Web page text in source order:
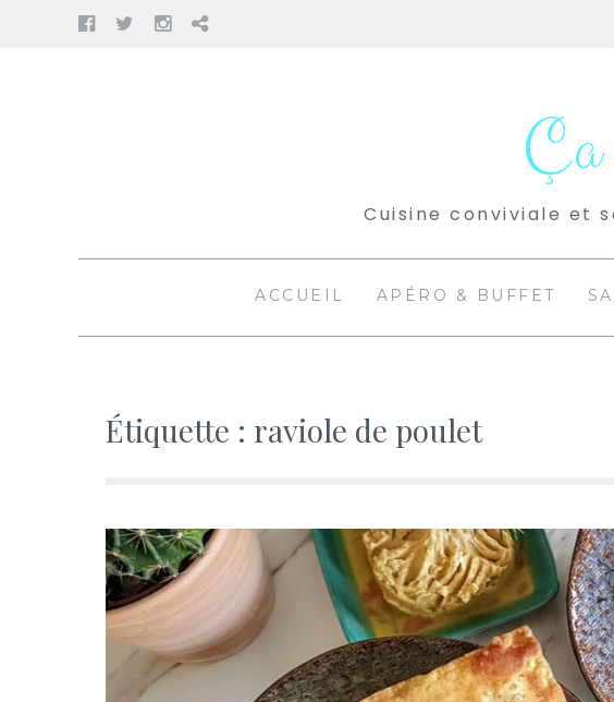
FacebookTwitter
Instagram
Pinterest
Cuisine conviviale et
ACCUEIL APÉRO & BUFFET
Étiquette : raviole de poulet